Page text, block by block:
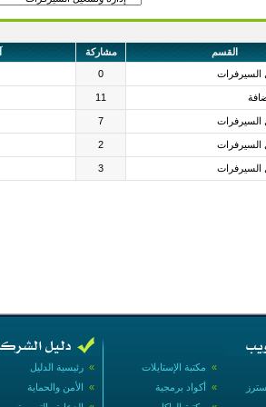
القسم مشاركة
السيرفرات 0
11
السيرفرات 7
السيرفرات 2
السيرفرات 3
» رئيسية الدليل
» الأمن والحماية
» مكتبة الإستايلات
» أكواد برمجية